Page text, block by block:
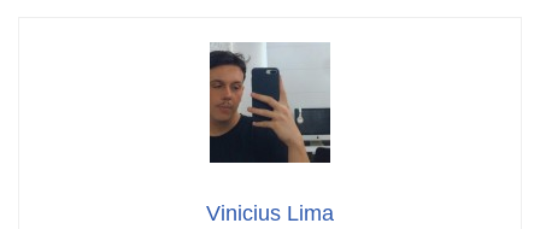
Vinicius Lima